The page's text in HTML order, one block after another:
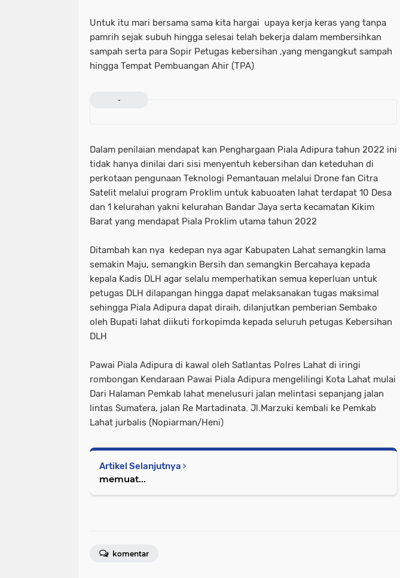
Untuk itu mari bersama sama kita hargai upaya kerja keras yang tanpa
pamrih sejak subuh hingga selesai telah bekerja dalam membersihkan
sampah serta para Sopir Petugas kebersihan ,yang mengangkut sampah
hingga Tempat Pembuangan Ahir (TPA)
-
Dalam penilaian mendapat kan Penghargaan Piala Adipura tahun 2022 ini
tidak hanya dinilai dari sisi menyentuh kebersihan dan keteduhan di
perkotaan pengunaan Teknologi Pemantauan melalui Drone fan Citra
Satelit melalui program Proklim untuk kabuoaten lahat terdapat 10 Desa
dan 1 kelurahan yakni kelurahan Bandar Jaya serta kecamatan Kikim
Barat yang mendapat Piala Proklim utama tahun 2022
Ditambah kan nya kedepan nya agar Kabupaten Lahat semangkin lama
semakin Maju, semangkin Bersih dan semangkin Bercahaya kepada
kepala Kadis DLH agar selalu memperhatikan semua keperluan untuk
petugas DLH dilapangan hingga dapat melaksanakan tugas maksimal
sehingga Piala Adipura dapat diraih, dilanjutkan pemberian Sembako
oleh Bupati lahat diikuti forkopimda kepada seluruh petugas Kebersihan
DLH
Pawai Piala Adipura di kawal oleh Satlantas Polres Lahat di iringi
rombongan Kendaraan Pawai Piala Adipura mengelilingi Kota Lahat mulai
Dari Halaman Pemkab lahat menelusuri jalan melintasi sepanjang jalan
lintas Sumatera, jalan Re Martadinata. Jl.Marzuki kembali ke Pemkab
Lahat jurbalis (Nopiarman/Heni)
Artikel Selanjutnya
memuat...
komentar